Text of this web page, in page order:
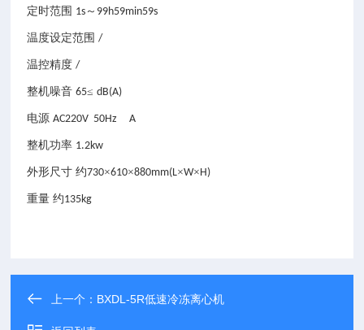
定时范围 1s ～ 99h59min59s
温度设定范围 /
温控精度 /
整机噪音 65≤dB(A)
电源 AC220V 50Hz A
整机功率 1.2kw
外形尺寸 约730×610×880mm(L×W×H)
重量 约135kg
上一个： BXDL-5R低速冷冻离心机